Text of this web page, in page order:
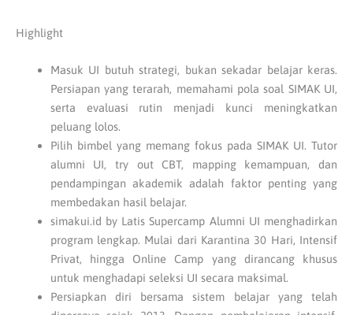
Highlight
Masuk UI butuh strategi, bukan sekadar belajar keras.
Persiapan yang terarah, memahami pola soal SIMAK UI,
serta evaluasi rutin menjadi kunci meningkatkan
peluang lolos.
Pilih bimbel yang memang fokus pada SIMAK UI. Tutor
alumni UI, try out CBT, mapping kemampuan, dan
pendampingan akademik adalah faktor penting yang
membedakan hasil belajar.
simakui.id by Latis Supercamp Alumni UI menghadirkan
program lengkap. Mulai dari Karantina 30 Hari, Intensif
Privat, hingga Online Camp yang dirancang khusus
untuk menghadapi seleksi UI secara maksimal.
Persiapkan diri bersama sistem belajar yang telah